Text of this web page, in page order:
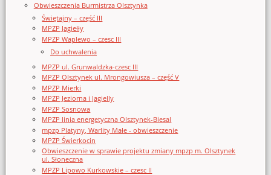
Obwieszczenia Burmistrza Olsztynka
Świętajny – część III
MPZP Jagiełły
MPZP Waplewo – czesc III
Do uchwalenia
MPZP ul. Grunwaldzka-czesc III
MPZP Olsztynek ul. Mrongowiusza – część V
MPZP Mierki
MPZP Jeziorna i Jagielly
MPZP Sosnowa
MPZP linia energetyczna Olsztynek-Biesal
mpzp Platyny, Warlity Małe - obwieszczenie
MPZP Świerkocin
Obwieszczenie w sprawie projektu zmiany mpzp m. Olsztynek
ul. Słoneczna
MPZP Lipowo Kurkowskie – czesc II